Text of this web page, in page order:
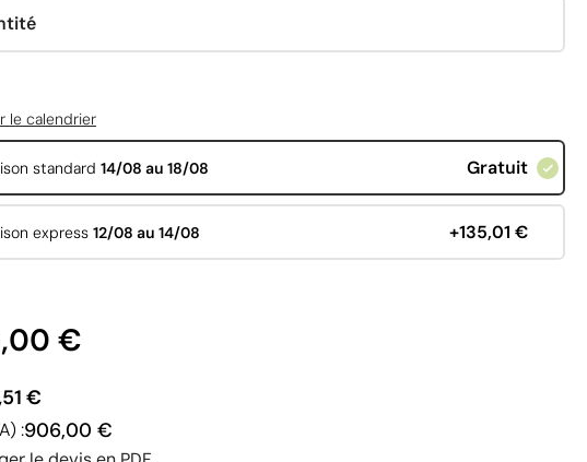
le calendrier
standard 14/08 au 18/08 Gratuit
express 12/08 au 14/08 +135,01 €
€
€
:906,00 €